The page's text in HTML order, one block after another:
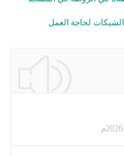
لحاجة العمل